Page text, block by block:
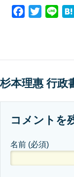
Facebook
Twitter Line
杉本理惠 行政
コメントを
名前 (必須)